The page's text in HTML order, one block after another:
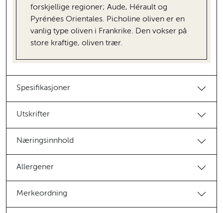
forskjellige regioner; Aude, Hérault og
Pyrénées Orientales. Picholine oliven er en
vanlig type oliven i Frankrike. Den vokser på
store kraftige, oliven trær.
Spesifikasjoner
Utskrifter
Næringsinnhold
Allergener
Merkeordning